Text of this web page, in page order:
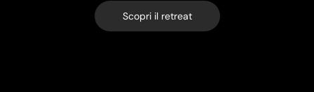
Scopri il retreat